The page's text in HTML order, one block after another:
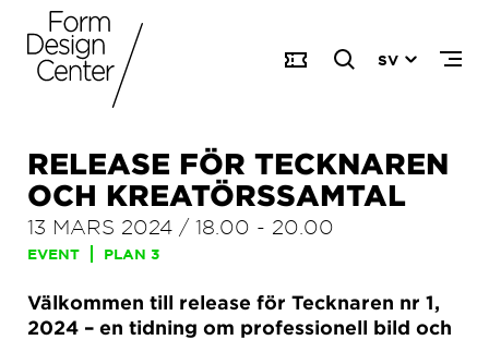
SV
RELEASE FÖR TECKNAREN
OCH KREATÖRSSAMTAL
13 MARS 2024 / 18.00 - 20.00
EVENT PLAN 3
Välkommen till release för Tecknaren nr 1,
2024 – en tidning om professionell bild och